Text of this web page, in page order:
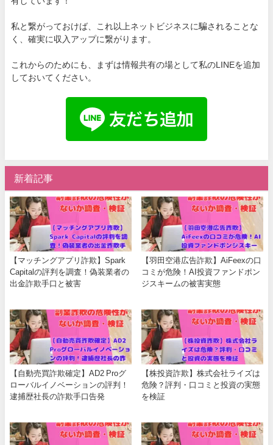
私と繋がっておけば、これ以上ネットビジネスに騙されることな
く、確実に収入アップに繋がります。
これからのためにも、まずは情報共有の場として私のLINEを追加
しておいてください。
新着記事
【マッチングアプリ詐欺】Spark
Capitalの評判を調査！偽装業者の
出金詐欺手口と被害
【羽田空港広告詐欺】AiFeexの口
コミが危険！AI投資ファンドポン
ジスキームの被害実態
【自動売買詐欺確定】AD2 Proグ
ローバルイノベーションの評判！
逮捕歴社長の詐欺手口告発
【株投資詐欺】株式会社ライズは
危険？評判・口コミと投資の実態
を検証